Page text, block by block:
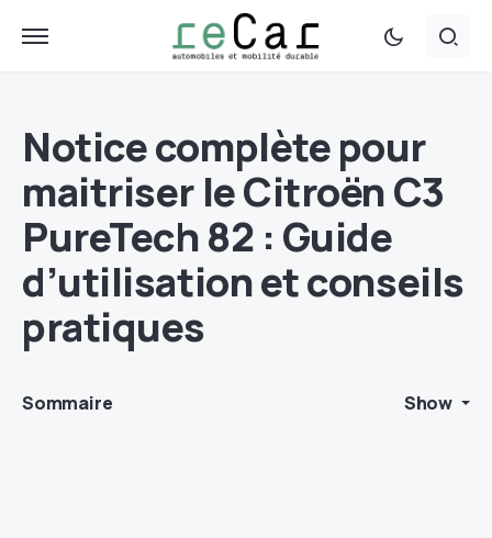
Notice complète pour
maitriser le Citroën C3
PureTech 82 : Guide
d’utilisation et conseils
pratiques
Sommaire Show